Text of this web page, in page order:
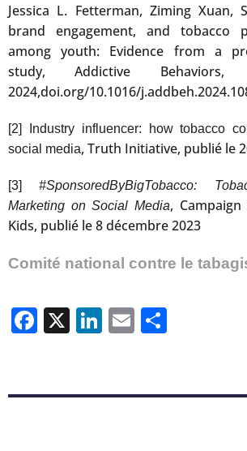
Jessica L. Fetterman, Ziming Xuan,
brand engagement, and tobacco
among youth: Evidence from a
study, Addictive Behaviors,
2024,doi.org/10.1016/
[2]
Industry influencer: how tobacco
social media, Truth Initiative, publié le
[3]
#SponsoredByBigTobacco:
Marketing on Social Media,
Kids, publié le 8 décembre 2023
Comité national contre le
Facebook
X LinkedIn
Email